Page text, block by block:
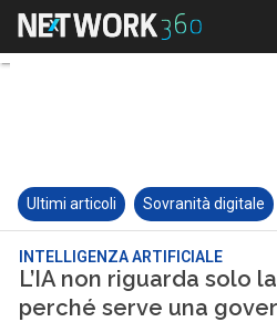
Ultimi articoli Sovranità digitale
INTELLIGENZA ARTIFICIALE
L’IA non riguarda solo
perché serve una